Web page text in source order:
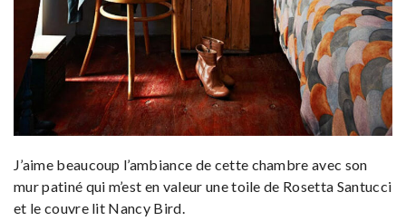
J’aime beaucoup l’ambiance de cette chambre avec son
mur patiné qui m’est en valeur une toile de Rosetta Santucci
et le couvre lit Nancy Bird.